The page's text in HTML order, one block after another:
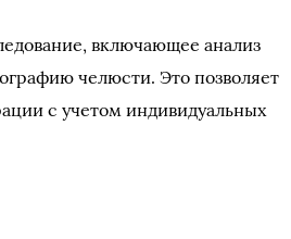
включающее анализ
челюсти. Это позволяет
с учетом индивидуальных